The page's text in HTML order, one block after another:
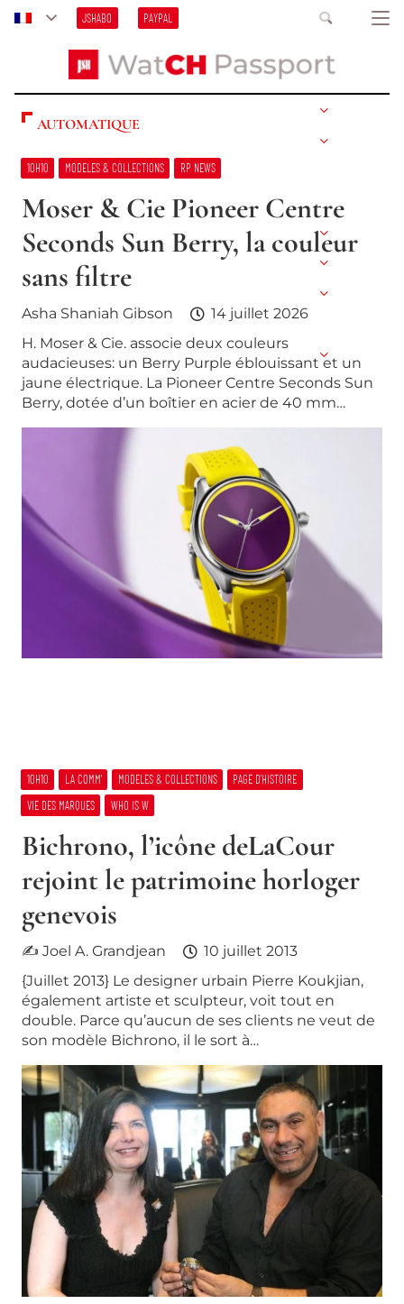
JSHABO PAYPAL
AUTOMATIQUE
10H10 MODELES & COLLECTIONS RP NEWS
Moser & Cie Pioneer Centre
Seconds Sun Berry, la couleur
sans filtre
Asha Shaniah Gibson
14 juillet 2026
H. Moser & Cie. associe deux couleurs
audacieuses: un Berry Purple éblouissant et un
jaune électrique. La Pioneer Centre Seconds Sun
Berry, dotée d’un boîtier en acier de 40 mm…
10H10 LA COMM’ MODELES & COLLECTIONS
PAGE D’HISTOIRE
VIE DES MARQUES
WHO IS W
Bichrono, l’icône deLaCour
rejoint le patrimoine horloger
genevois
✍ Joel A. Grandjean
10 juillet 2013
{Juillet 2013} Le designer urbain Pierre Koukjian,
également artiste et sculpteur, voit tout en
double. Parce qu’aucun de ses clients ne veut de
son modèle Bichrono, il le sort à…